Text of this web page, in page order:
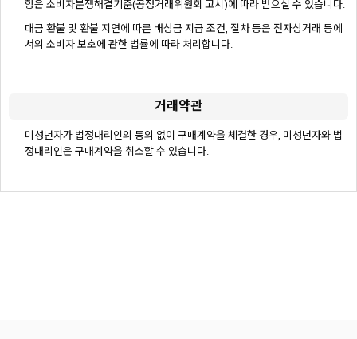
항은 소비자분쟁해결기준(공정거래위원회 고시)에 따라 받으실 수 있습니다.
대금 환불 및 환불 지연에 따른 배상금 지급 조건, 절차 등은 전자상거래 등에
서의 소비자 보호에 관한 법률에 따라 처리합니다.
거래약관
미성년자가 법정대리인의 동의 없이 구매계약을 체결한 경우, 미성년자와 법
정대리인은 구매계약을 취소할 수 있습니다.